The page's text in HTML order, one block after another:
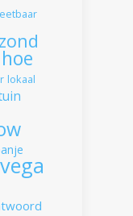
eetbaar
hoe
lokaal
vega